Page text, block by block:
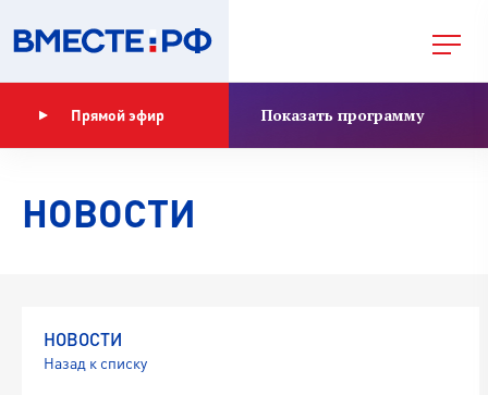
Прямой эфир Показать программу
НОВОСТИ
НОВОСТИ
Назад к списку